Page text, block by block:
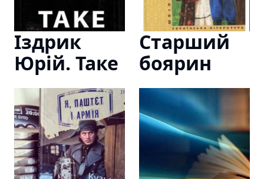
Іздрик
Юрій. Таке
Старший
боярин